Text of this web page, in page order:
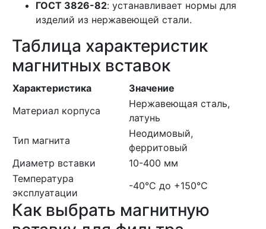
ГОСТ 3826-82: устанавливает нормы для
изделий из нержавеющей стали.
Таблица характеристик
магнитных вставок
Характеристика
Значение
Материал корпуса
Нержавеющая сталь,
латунь
Тип магнита
Неодимовый,
ферритовый
Диаметр вставки
10-400 мм
Температура
эксплуатации
-40°C до +150°C
Как выбрать магнитную